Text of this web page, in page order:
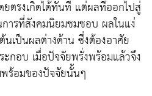
ตรงเกิดได้ทันที แต่ผลที่ออกไปสู่
ารที่สังคมนิยมชมชอบ ผลในแง่
เป็นผลต่างด้าน ซึ่งต้องอาศัย
กอบ เมื่อปัจจัยพรั่งพร้อมแล้วจึง
ร้อมของปัจจัยนั้นๆ